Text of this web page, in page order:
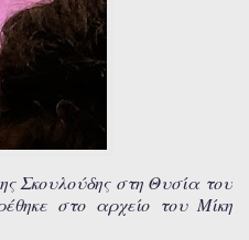
Σκουλούδης στη Θυσία του
στο αρχείο του Μίκη